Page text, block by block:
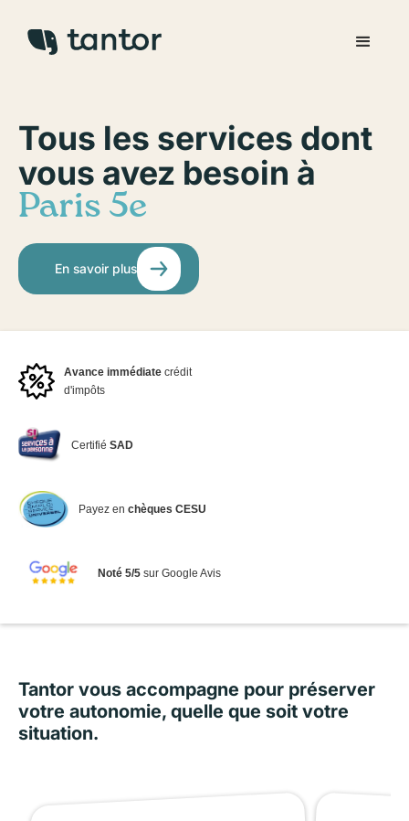
Tous les services dont
vous avez besoin à
Paris 5e
En savoir plus
Avance immédiate crédit
d'impôts
CertifiéSAD
Payez en chèques CESU
Noté 5/5sur Google Avis
Tantor vous accompagne pour préserver
votre autonomie, quelle que soit votre
situation.